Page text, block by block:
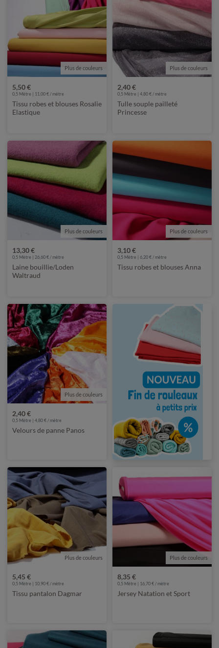
Plus de couleurs
5,50 €
0,5 Mètre | 11,00 € / mètre
Tissu robes et blouses Rosalie
Elastique
Plus de couleurs
2,40 €
0,5 Mètre | 4,80 € / mètre
Tulle souple pailleté
Princesse
Plus de couleurs
13,30 €
0,5 Mètre | 26,60 € / mètre
Laine bouillie/Loden
Waltraud
Plus de couleurs
3,10 €
0,5 Mètre | 6,20 € / mètre
Tissu robes et blouses Anna
Plus de couleurs
2,40 €
0,5 Mètre | 4,80 € / mètre
Velours de panne Panos
Plus de couleurs
5,45 €
0,5 Mètre | 10,90 € / mètre
Tissu pantalon Dagmar
Plus de couleurs
8,35 €
0,5 Mètre | 16,70 € / mètre
Jersey Natation et Sport